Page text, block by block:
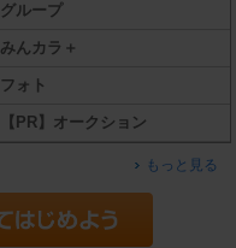
グループ
みんカラ＋
フォト
【PR】オークション
もっと見る